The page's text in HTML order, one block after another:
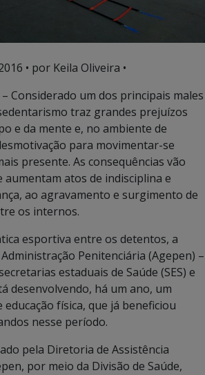
• por Keila Oliveira •
Considerado um dos principais males
traz grandes prejuízos
e da mente e, no ambiente de
para movimentar-se
presente. As consequências vão
aumentam atos de indisciplina e
ao agravamento e surgimento de
os internos.
esportiva entre os detentos, a
Penitenciária (Agepen) –
estaduais de Saúde (SES) e
desenvolvendo, há um ano, um
física, que já beneficiou
nesse período.
pela Diretoria de Assistência
por meio da Divisão de Saúde,